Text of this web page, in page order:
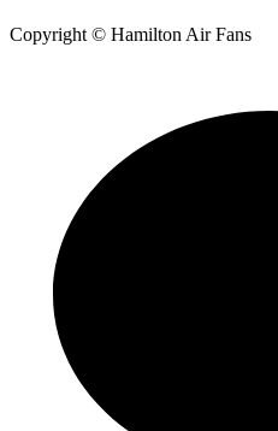
Copyright © Hamilton Air Fans